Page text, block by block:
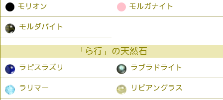
● モリオン ● モルガナイト
モルダバイト
「ら行」の天然石
ラピスラズリ ラブラドライト
ラリマー リビアングラス